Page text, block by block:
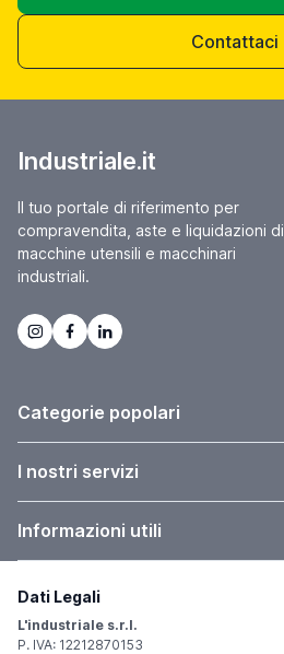
Contattaci
Industriale.it
Il tuo portale di riferimento per
compravendita, aste e liquidazioni di
macchine utensili e macchinari
industriali.
Categorie popolari
I nostri servizi
Informazioni utili
Dati Legali
L'industriale s.r.l.
P. IVA: 12212870153